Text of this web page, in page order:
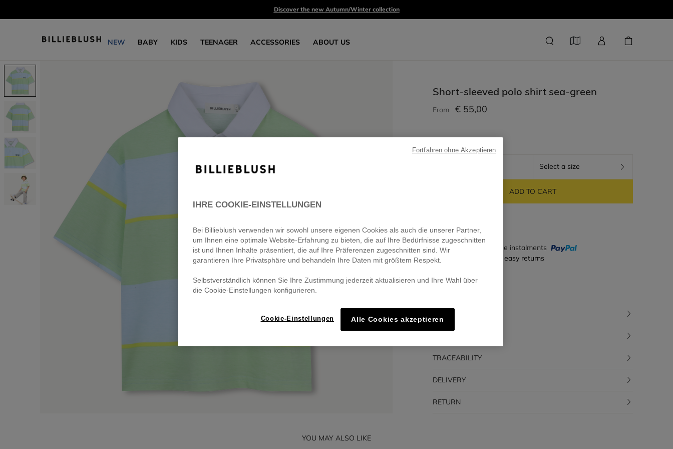
Discover the new Autumn/Winter collection
NEW BABY KIDS TEENAGER ACCESSORIES ABOUT US
Short-sleeved polo shirt sea-green
From € 55,00
Select a size
ADD TO CART
Pay in 4 interest-free instalments
🔒 Secure payment & easy returns
TRACEABILITY
DELIVERY
RETURN
YOU MAY ALSO LIKE
IHRE COOKIE-EINSTELLUNGEN
Bei Billieblush verwenden wir sowohl unsere eigenen Cookies als auch die unserer Partner,
um Ihnen eine optimale Website-Erfahrung zu bieten, die auf Ihre Bedürfnisse zugeschnitten
ist und Ihnen Inhalte präsentiert, die auf Ihre Präferenzen zugeschnitten sind. Wir
garantieren Ihre Privatsphäre und behandeln Ihre Daten mit größtem Respekt.
Selbstverständlich können Sie Ihre Zustimmung jederzeit aktualisieren und Ihre Wahl über
die Cookie-Einstellungen konfigurieren.
Cookie-Einstellungen Alle Cookies akzeptieren
Fortfahren ohne Akzeptieren